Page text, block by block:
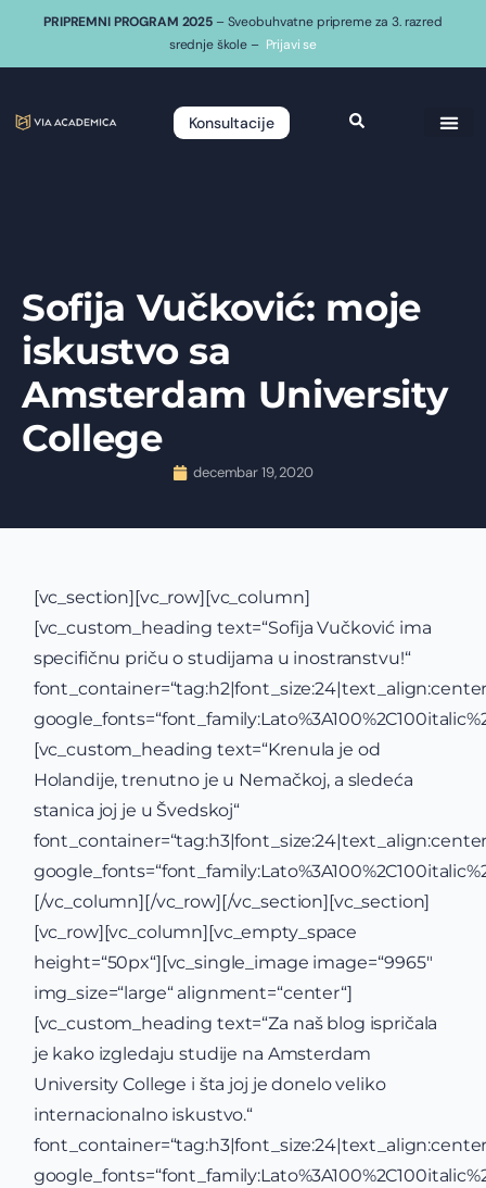
PRIPREMNI PROGRAM 2025 – Sveobuhvatne pripreme za 3. razred
srednje škole – Prijavi se
Konsultacije
Sofija Vučković: moje
iskustvo sa
Amsterdam University
College
decembar 19, 2020
[vc_section][vc_row][vc_column]
[vc_custom_heading text=“Sofija Vučković ima
specifičnu priču o studijama u inostranstvu!“
[vc_custom_heading text=“Krenula je od
Holandije, trenutno je u Nemačkoj, a sledeća
stanica joj je u Švedskoj“
[/vc_column][/vc_row][/vc_section][vc_section]
[vc_row][vc_column][vc_empty_space
height=“50px“][vc_single_image image=“9965″
img_size=“large“ alignment=“center“]
[vc_custom_heading text=“Za naš blog ispričala
je kako izgledaju studije na Amsterdam
University College i šta joj je donelo veliko
internacionalno iskustvo.“